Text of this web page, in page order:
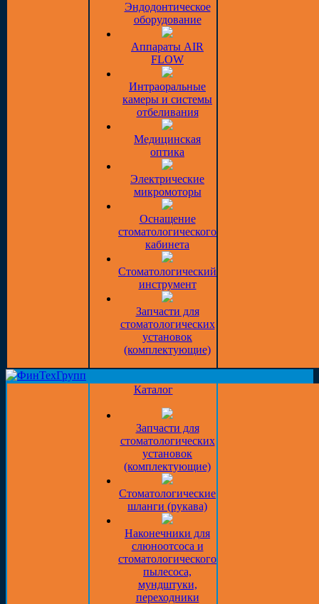
Эндодонтическое
оборудование
Аппараты AIR
FLOW
Интраоральные
камеры и системы
отбеливания
Медицинская
оптика
Электрические
микромоторы
Оснащение
стоматологического
кабинета
Стоматологический
инструмент
Запчасти для
стоматологических
установок
(комплектующие)
Каталог
Запчасти для
стоматологических
установок
(комплектующие)
Стоматологические
шланги (рукава)
Наконечники для
слюноотсоса и
стоматологического
пылесоса,
мундштуки,
переходники